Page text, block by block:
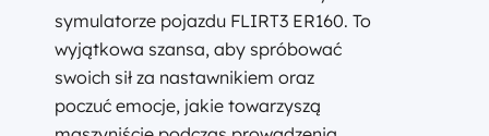
symulatorze pojazdu FLIRT3 ER160. To
wyjątkowa szansa, aby spróbować
swoich sił za nastawnikiem oraz
poczuć emocje, jakie towarzyszą